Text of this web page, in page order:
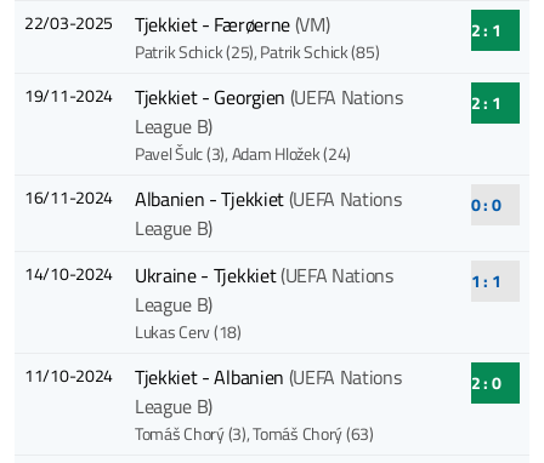
22/03-2025 Tjekkiet - Færøerne(VM)
Patrik Schick (25), Patrik Schick (85)
2 : 1
19/11-2024 Tjekkiet - Georgien (UEFA Nations
League B)
Pavel Šulc (3), Adam Hložek (24)
2 : 1
16/11-2024 Albanien - Tjekkiet(UEFA Nations
League B)
0 : 0
14/10-2024 Ukraine - Tjekkiet(UEFA Nations
League B)
Lukas Cerv (18)
1 : 1
11/10-2024 Tjekkiet - Albanien (UEFA Nations
League B)
Tomáš Chorý (3), Tomáš Chorý (63)
2 : 0